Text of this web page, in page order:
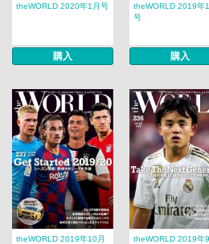
theWORLD 2020年1月号
購入
theWORLD 2019年
号
購入
theWORLD 2019年10月
theWORLD 2019年